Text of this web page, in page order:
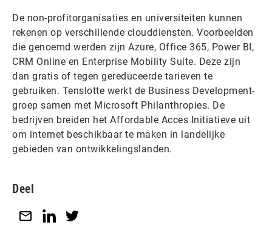
De non-profitorganisaties en universiteiten kunnen
rekenen op verschillende clouddiensten. Voorbeelden
die genoemd werden zijn Azure, Office 365, Power BI,
CRM Online en Enterprise Mobility Suite. Deze zijn
dan gratis of tegen gereduceerde tarieven te
gebruiken. Tenslotte werkt de Business Development-
groep samen met Microsoft Philanthropies. De
bedrijven breiden het Affordable Acces Initiatieve uit
om internet beschikbaar te maken in landelijke
gebieden van ontwikkelingslanden.
Deel